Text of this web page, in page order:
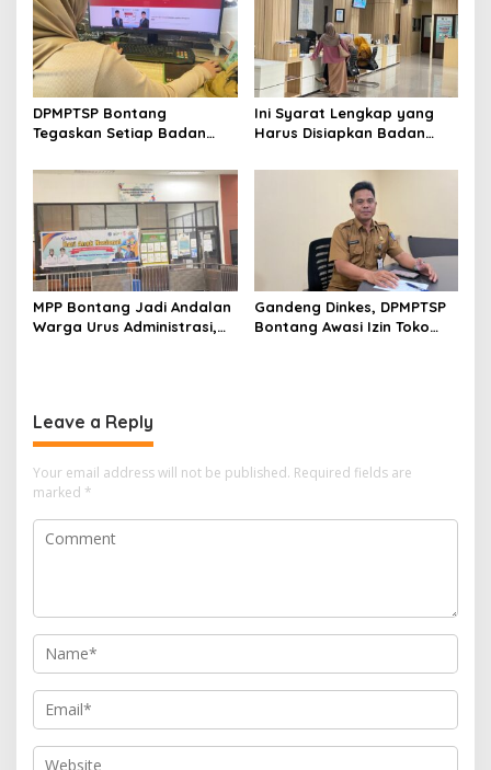
DPMPTSP Bontang
Tegaskan Setiap Badan
Legalitas Usaha
Ini Syarat Lengkap yang
Harus Disiapkan Badan
Lewat OSS
MPP Bontang Jadi Andalan
Warga Urus Administrasi,
Gandeng Dinkes, DPMPTSP
Bontang Awasi Izin Toko
Leave a Reply
Your email address will not be published. Required fields are
marked *